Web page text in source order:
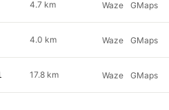
4.7 km Waze GMaps
4.0 km Waze GMaps
17.8 km Waze GMaps